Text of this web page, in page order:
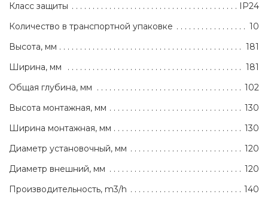
Класс защиты
IP24
Количество в транспортной упаковке
10
Высота, мм
181
Ширина, мм
181
Общая глубина, мм
102
Высота монтажная, мм
130
Ширина монтажная, мм
130
Диаметр установочный, мм
120
Диаметр внешний, мм
120
Производительность, m3/h
140